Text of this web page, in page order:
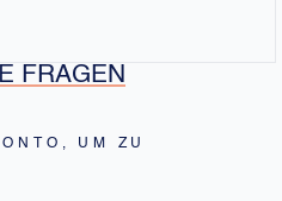
FRAGEN
UM ZU